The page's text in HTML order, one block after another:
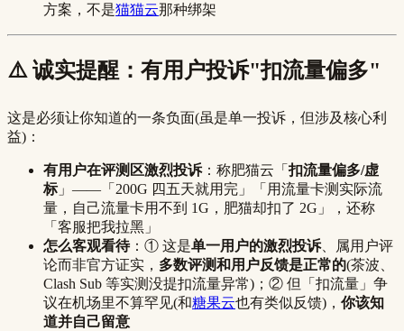
方案，不是猫猫云那种绑架
⚠️ 诚实提醒：有用户投诉"扣流量偏多"
这是必须让你知道的一条负面(虽是单一投诉，但涉及核心利
益)：
有用户在评测区激烈投诉：称肥猫云「扣流量偏多/虚
标」——「200G 四五天就用完」「用流量卡测实际流
量，自己流量卡用不到 1G，肥猫却扣了 2G」，还称
「客服把我拉黑」
怎么客观看待：① 这是单一用户的激烈投诉、属用户评
论而非官方证实， 多数评测和用户反馈是正常的(茶波、
Clash Sub 等实测没提扣流量异常)；② 但「扣流量」争
议在机场里不算罕见(和糖果云也有类似反馈)， 你该知
道并自己留意